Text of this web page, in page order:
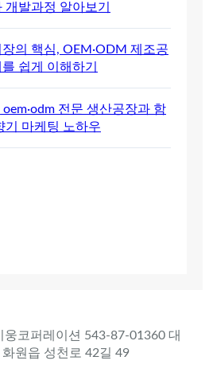
개발과정 알아보기
의 핵심, OEM·ODM 제조공
쉽게 이해하기
전문 생산공장과 함
기 마케팅 노하우
코퍼레이션 543-87-01360 대
원읍 성천로 42길 49